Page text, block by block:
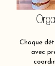
Chaque
avec